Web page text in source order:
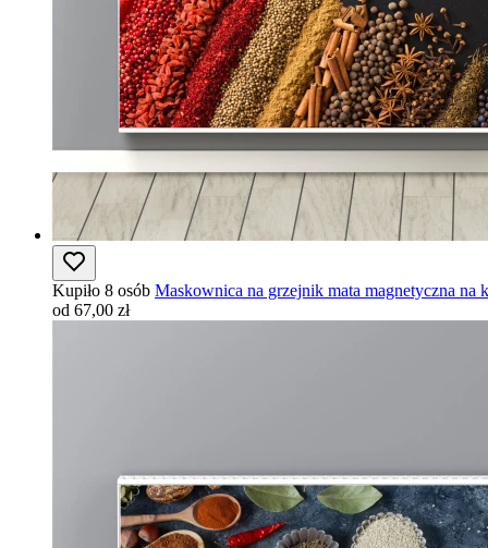
Kupiło 8 osób Maskownica na grzejnik mata magnetyczna na
od 67,00 zł